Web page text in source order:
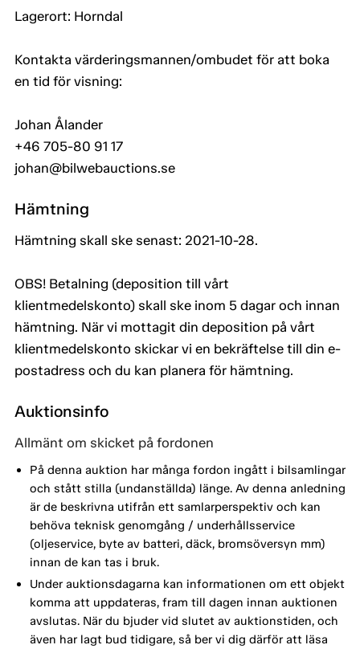
Lagerort: Horndal
Kontakta värderingsmannen/ombudet för att boka
en tid för visning:
Johan Ålander
+46 705-80 91 17
johan@bilwebauctions.se
Hämtning
Hämtning skall ske senast: 2021-10-28.
OBS! Betalning (deposition till vårt
klientmedelskonto) skall ske inom 5 dagar och innan
hämtning. När vi mottagit din deposition på vårt
klientmedelskonto skickar vi en bekräftelse till din e-
postadress och du kan planera för hämtning.
Auktionsinfo
Allmänt om skicket på fordonen
På denna auktion har många fordon ingått i bilsamlingar
och stått stilla (undanställda) länge. Av denna anledning
är de beskrivna utifrån ett samlarperspektiv och kan
behöva teknisk genomgång / underhållsservice
(oljeservice, byte av batteri, däck, bromsöversyn mm)
innan de kan tas i bruk.
Under auktionsdagarna kan informationen om ett objekt
komma att uppdateras, fram till dagen innan auktionen
avslutas. När du bjuder vid slutet av auktionstiden, och
även har lagt bud tidigare, så ber vi dig därför att läsa